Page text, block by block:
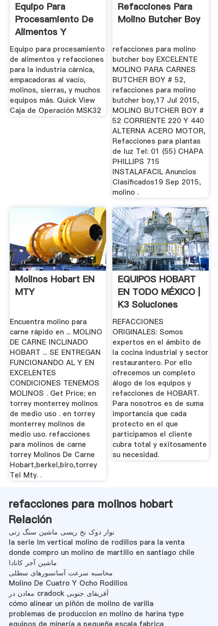
Equipo Para
Procesamiento De
Alimentos Y
Refacciones
Cárnicas.
Equipo para procesamiento
de alimentos y refacciones
para la industria cárnica,
empacadoras al vacío,
molinos, sierras, y muchos
equipos más. Quick View
Caja de Operación MSK32
Refacciones Para
Molino Butcher Boy
refacciones para molino
butcher boy EXCELENTE
MOLINO PARA CARNES
BUTCHER BOY # 52,
refacciones para molino
butcher boy,17 Jul 2015,
MOLINO BUTCHER BOY #
52 CORRIENTE 220 Y 440
ALTERNA ACERO MOTOR,
Refacciones para plantas
de luz Tel: 01 (55) CHAPA
PHILLIPS 715
INSTALAFACIL Anuncios
Clasificados19 Sep 2015,
molino .
Molinos Hobart EN
MTY
Encuentra molino para
carne rápido en ... MOLINO
DE CARNE INCLINADO
HOBART ... SE ENTREGAN
FUNCIONANDO AL Y EN
EXCELENTES
CONDICIONES TENEMOS
MOLINOS . Get Price; en
torrey monterrey molinos
de medio uso . en torrey
monterrey molinos de
medio uso. refacciones
para molinos de carne
torrey Molinos De Carne
Hobart,berkel,biro,torrey
Tel Mty. .
EQUIPOS HOBART
EN TODO MÉXICO |
K3 Soluciones
REFACCIONES
ORIGINALES: Somos
expertos en el ámbito de
la cocina industrial y sector
restaurantero. Por ello
ofrecemos un completo
álogo de los equipos y
refacciones de HOBART.
Para nosotros es de suma
importancia que cada
protecto en el que
participamos el cliente
cubra total y exitosamente
su necesidad.
refacciones para molinos hobart
Relación
نوار دوک نخ ریسی ماشین سنگ زنی
la serie lm vertical molino de rodillos para la venta
donde compro un molino de martillo en santiago chile
ماشین آجر کانادا
محاسبه سرعت آسانسورهای سطلی
Molino De Cuatro Y Ocho Rodillos
معادن در cradock آفریقای جنوبی
cómo alinear un piñón de molino de varilla
problemas de produccion en molino de harina type
equipos de minería a pequeña escala fabrica